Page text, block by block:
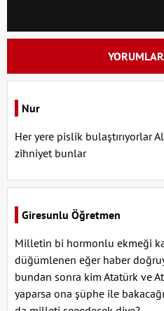
Nur
Her yere pislik bulaştırıyorlar
zihniyet bunlar
Giresunlu Öğretmen
Milletin bi hormonlu ekmeği
düğümlenen eğer haber
bundan sonra kim Atatürk ve
yaparsa ona şüphe ile